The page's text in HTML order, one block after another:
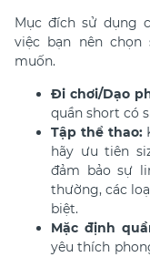
Mục đích sử dụng
việc bạn nên
muốn.
Đi chơi/Dạo
quần short có
Tập thể thao:
hãy ưu tiên
đảm bảo sự
thường, các
biệt.
Mặc định
yêu thích